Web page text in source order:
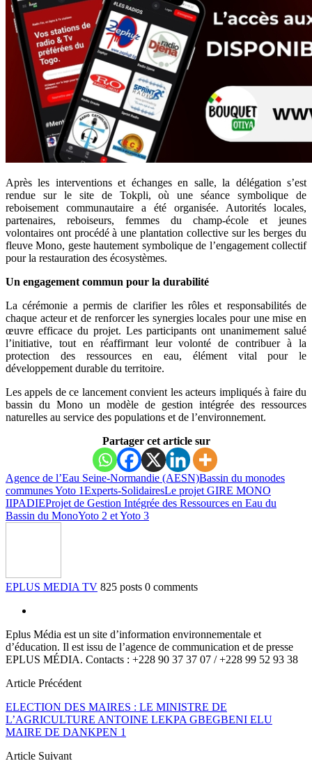
Après les interventions et échanges en salle, la délégation s’est
rendue sur le site de Tokpli, où une séance symbolique de
reboisement communautaire a été organisée. Autorités locales,
partenaires, reboiseurs, femmes du champ-école et jeunes
volontaires ont procédé à une plantation collective sur les berges du
fleuve Mono, geste hautement symbolique de l’engagement collectif
pour la restauration des écosystèmes.
Un engagement commun pour la durabilité
La cérémonie a permis de clarifier les rôles et responsabilités de
chaque acteur et de renforcer les synergies locales pour une mise en
œuvre efficace du projet. Les participants ont unanimement salué
l’initiative, tout en réaffirmant leur volonté de contribuer à la
protection des ressources en eau, élément vital pour le
développement durable du territoire.
Les appels de ce lancement convient les acteurs impliqués à faire du
bassin du Mono un modèle de gestion intégrée des ressources
naturelles au service des populations et de l’environnement.
Partager cet article sur
Agence de l’Eau Seine-Normandie (AESN)Bassin du monodes
communes Yoto 1Experts-SolidairesLe projet GIRE MONO
IIPADIEProjet de Gestion Intégrée des Ressources en Eau du
Bassin du MonoYoto 2 et Yoto 3
EPLUS MEDIA TV 825 posts 0 comments
Eplus Média est un site d’information environnementale et
d’éducation. Il est issu de l’agence de communication et de presse
EPLUS MÉDIA. Contacts : +228 90 37 37 07 / +228 99 52 93 38
Article Précédent
ELECTION DES MAIRES : LE MINISTRE DE
L’AGRICULTURE ANTOINE LEKPA GBEGBENI ELU
MAIRE DE DANKPEN 1
Article Suivant